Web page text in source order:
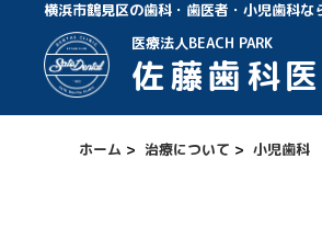
横浜市鶴見区の歯科・歯医者・小児歯科
医療法人BEACH PARK
佐藤歯科
ホーム > 治療について > 小児歯科